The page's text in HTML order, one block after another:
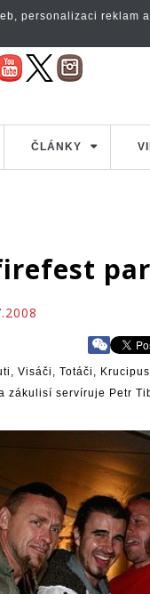
ČLÁNKY
Visáči, Totáči,
zákulisí servíruje Petr
personalizaci